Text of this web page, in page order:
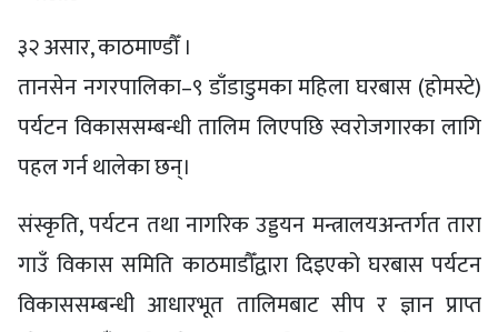
३२ असार, काठमाण्डौँ ।
तानसेन नगरपालिका–९ डाँडाडुमका महिला घरबास (होमस्टे)
पर्यटन विकाससम्बन्धी तालिम लिएपछि स्वरोजगारका लागि
पहल गर्न थालेका छन्।
संस्कृति, पर्यटन तथा नागरिक उड्डयन मन्त्रालयअन्तर्गत तारा
गाउँ विकास समिति काठमाडौँद्वारा दिइएको घरबास पर्यटन
विकाससम्बन्धी आधारभूत तालिमबाट सीप र ज्ञान प्राप्त